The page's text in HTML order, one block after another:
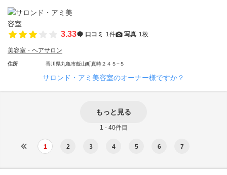
3.33 口コミ 1件 写真 1枚
美容室・ヘアサロン
住所 香川県丸亀市飯山町真時２４５−５
サロンド・アミ美容室のオーナー様ですか？
もっと見る
1 - 40件目
1 2 3 4 5 6 7